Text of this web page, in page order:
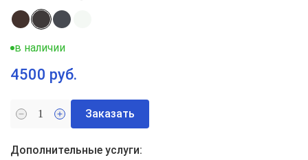
в наличии
4500 руб.
Заказать
Дополнительные услуги: